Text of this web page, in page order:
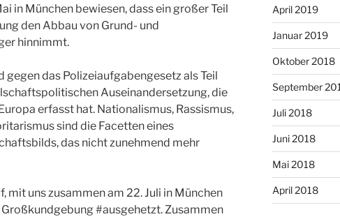
in München bewiesen, dass ein großer Teil
den Abbau von Grund- und
hinnimmt.
gegen das Polizeiaufgabengesetz als Teil
Auseinandersetzung, die
erfasst hat. Nationalismus, Rassismus,
sind die Facetten eines
das nicht zunehmend mehr
mit uns zusammen am 22. Juli in München
#ausgehetzt. Zusammen
April 2019
Januar 2019
Oktober 2018
September
Juli 2018
Juni 2018
Mai 2018
April 2018